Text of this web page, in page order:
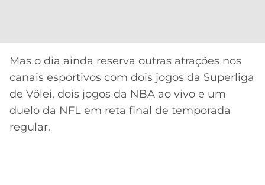
Mas o dia ainda reserva outras atrações nos
canais esportivos com dois jogos da Superliga
de Vôlei, dois jogos da NBA ao vivo e um
duelo da NFL em reta final de temporada
regular.